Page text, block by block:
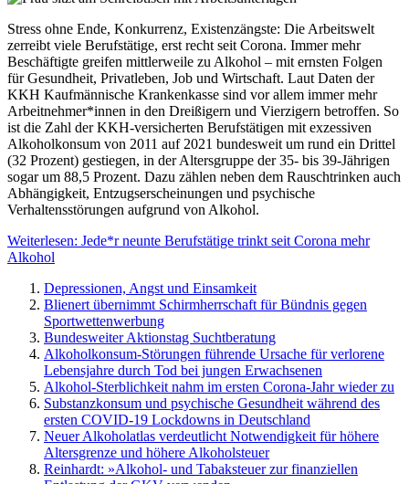
Stress ohne Ende, Konkurrenz, Existenzängste: Die Arbeitswelt
zerreibt viele Berufstätige, erst recht seit Corona. Immer mehr
Beschäftigte greifen mittlerweile zu Alkohol – mit ernsten Folgen
für Gesundheit, Privatleben, Job und Wirtschaft. Laut Daten der
KKH Kaufmännische Krankenkasse sind vor allem immer mehr
Arbeitnehmer*innen in den Dreißigern und Vierzigern betroffen. So
ist die Zahl der KKH-versicherten Berufstätigen mit exzessiven
Alkoholkonsum von 2011 auf 2021 bundesweit um rund ein Drittel
(32 Prozent) gestiegen, in der Altersgruppe der 35- bis 39-Jährigen
sogar um 88,5 Prozent. Dazu zählen neben dem Rauschtrinken auch
Abhängigkeit, Entzugserscheinungen und psychische
Verhaltensstörungen aufgrund von Alkohol.
Weiterlesen: Jede*r neunte Berufstätige trinkt seit Corona mehr
Alkohol
Depressionen, Angst und Einsamkeit
Blienert übernimmt Schirmherrschaft für Bündnis gegen
Sportwettenwerbung
Bundesweiter Aktionstag Suchtberatung
Alkoholkonsum-Störungen führende Ursache für verlorene
Lebensjahre durch Tod bei jungen Erwachsenen
Alkohol-Sterblichkeit nahm im ersten Corona-Jahr wieder zu
Substanzkonsum und psychische Gesundheit während des
ersten COVID-19 Lockdowns in Deutschland
Neuer Alkoholatlas verdeutlicht Notwendigkeit für höhere
Altersgrenze und höhere Alkoholsteuer
Reinhardt: »Alkohol- und Tabaksteuer zur finanziellen